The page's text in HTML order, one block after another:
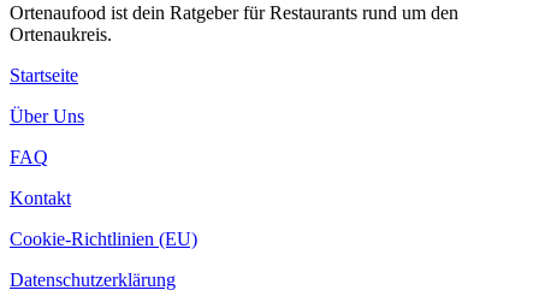
Ortenaufood ist dein Ratgeber für Restaurants rund um den
Ortenaukreis.
Startseite
Über Uns
FAQ
Kontakt
Cookie-Richtlinien (EU)
Datenschutzerklärung